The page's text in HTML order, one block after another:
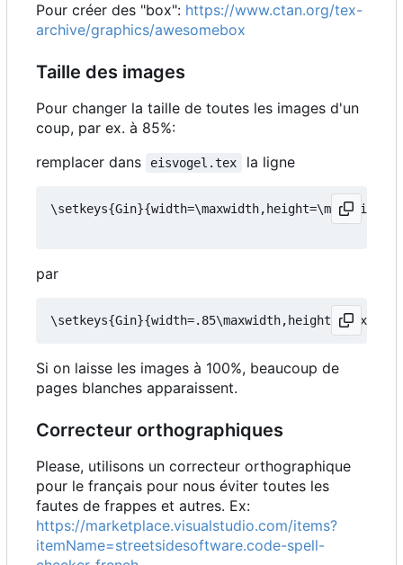
Pour créer des "box": https://www.ctan.org/tex-
archive/graphics/awesomebox
Taille des images
Pour changer la taille de toutes les images d'un
coup, par ex. à 85%:
remplacer dans
eisvogel.tex la ligne
par
Si on laisse les images à 100%, beaucoup de
pages blanches apparaissent.
Correcteur orthographiques
Please, utilisons un correcteur orthographique
pour le français pour nous éviter toutes les
fautes de frappes et autres. Ex:
https://marketplace.visualstudio.com/items?
itemName=streetsidesoftware.code-spell-